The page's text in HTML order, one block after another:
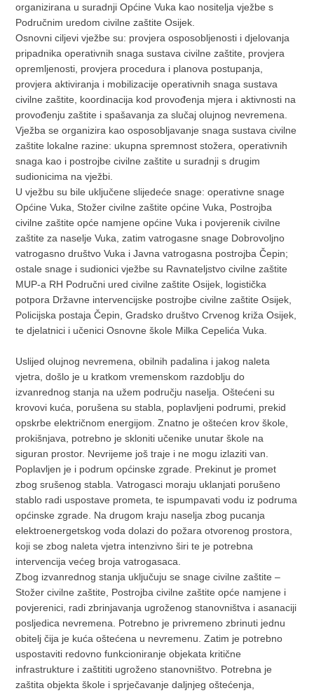
organizirana u suradnji Općine Vuka kao nositelja vježbe s
Područnim uredom civilne zaštite Osijek.
Osnovni ciljevi vježbe su: provjera osposobljenosti i djelovanja
pripadnika operativnih snaga sustava civilne zaštite, provjera
opremljenosti, provjera procedura i planova postupanja,
provjera aktiviranja i mobilizacije operativnih snaga sustava
civilne zaštite, koordinacija kod provođenja mjera i aktivnosti na
provođenju zaštite i spašavanja za slučaj olujnog nevremena.
Vježba se organizira kao osposobljavanje snaga sustava civilne
zaštite lokalne razine: ukupna spremnost stožera, operativnih
snaga kao i postrojbe civilne zaštite u suradnji s drugim
sudionicima na vježbi.
U vježbu su bile uključene slijedeće snage: operativne snage
Općine Vuka, Stožer civilne zaštite općine Vuka, Postrojba
civilne zaštite opće namjene općine Vuka i povjerenik civilne
zaštite za naselje Vuka, zatim vatrogasne snage Dobrovoljno
vatrogasno društvo Vuka i Javna vatrogasna postrojba Čepin;
ostale snage i sudionici vježbe su Ravnateljstvo civilne zaštite
MUP-a RH Područni ured civilne zaštite Osijek, logistička
potpora Državne intervencijske postrojbe civilne zaštite Osijek,
Policijska postaja Čepin, Gradsko društvo Crvenog križa Osijek,
te djelatnici i učenici Osnovne škole Milka Cepelića Vuka.
Uslijed olujnog nevremena, obilnih padalina i jakog naleta
vjetra, došlo je u kratkom vremenskom razdoblju do
izvanrednog stanja na užem području naselja. Oštećeni su
krovovi kuća, porušena su stabla, poplavljeni podrumi, prekid
opskrbe električnom energijom. Znatno je oštećen krov škole,
prokišnjava, potrebno je skloniti učenike unutar škole na
siguran prostor. Nevrijeme još traje i ne mogu izlaziti van.
Poplavljen je i podrum općinske zgrade. Prekinut je promet
zbog srušenog stabla. Vatrogasci moraju uklanjati porušeno
stablo radi uspostave prometa, te ispumpavati vodu iz podruma
općinske zgrade. Na drugom kraju naselja zbog pucanja
elektroenergetskog voda dolazi do požara otvorenog prostora,
koji se zbog naleta vjetra intenzivno širi te je potrebna
intervencija većeg broja vatrogasaca.
Zbog izvanrednog stanja uključuju se snage civilne zaštite –
Stožer civilne zaštite, Postrojba civilne zaštite opće namjene i
povjerenici, radi zbrinjavanja ugroženog stanovništva i asanaciji
posljedica nevremena. Potrebno je privremeno zbrinuti jednu
obitelj čija je kuća oštećena u nevremenu. Zatim je potrebno
uspostaviti redovno funkcioniranje objekata kritične
infrastrukture i zaštititi ugroženo stanovništvo. Potrebna je
zaštita objekta škole i sprječavanje daljnjeg oštećenja,